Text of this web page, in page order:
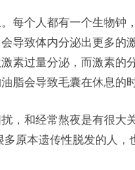
个人都有一个生物钟
导致体内分泌出更多
素过量分泌，而激素的
脂会导致毛囊在休息的
和经常熬夜是有很大
原本遗传性脱发的人